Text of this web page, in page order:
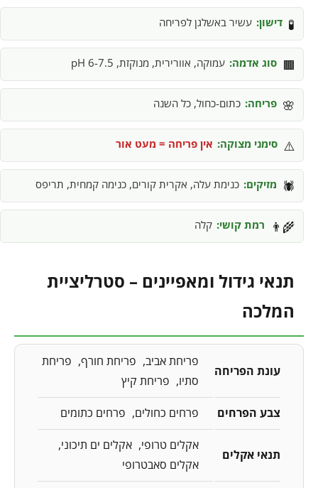
🧪 דישון: עשיר באשלגן לפריחה
🟫 סוג אדמה: עמוקה, אוורירית, מנוקזת, pH 6-7.5
🌸 פריחה: כתום-כחול, כל השנה
⚠️ סימני מצוקה: אין פריחה = מעט אור
🕷️ מזיקים: כנימת עלה, אקרית קורים, כנימה קמחית, תריפס
👨‍🌾 רמת קושי: קלה
תנאי גידול ומאפיינים – סטרליציית
המלכה
עונת הפריחה
פריחת אביב פריחת חורף
פריחת
סתיו
פריחת קיץ
צבע הפרחים פרחים כחולים פרחים כתומים
תנאי אקלים
אקלים טרופי
אקלים ים תיכוני
אקלים סאבטרופי